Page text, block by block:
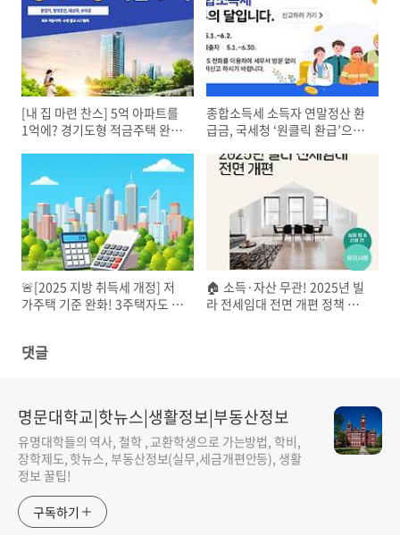
[내 집 마련 찬스] 5억 아파트를
1억에? 경기도형 적금주택 완전
종합소득세 소득자 연말정산 환
급금, 국세청 ‘원클릭 환급’으로
🚨[2025 지방 취득세 개정] 저
가주택 기준 완화! 3주택자도 세
🏠 소득·자산 무관! 2025년 빌
라 전세임대 전면 개편 정책 완
댓글
명문대학교|핫뉴스|생활정보|부동산정보
유명대학들의 역사, 철학 , 교환학생으로 가는방법, 학비,
장학제도, 핫뉴스, 부동산정보(실무,세금개편안등), 생활
정보 꿀팁!
구독하기